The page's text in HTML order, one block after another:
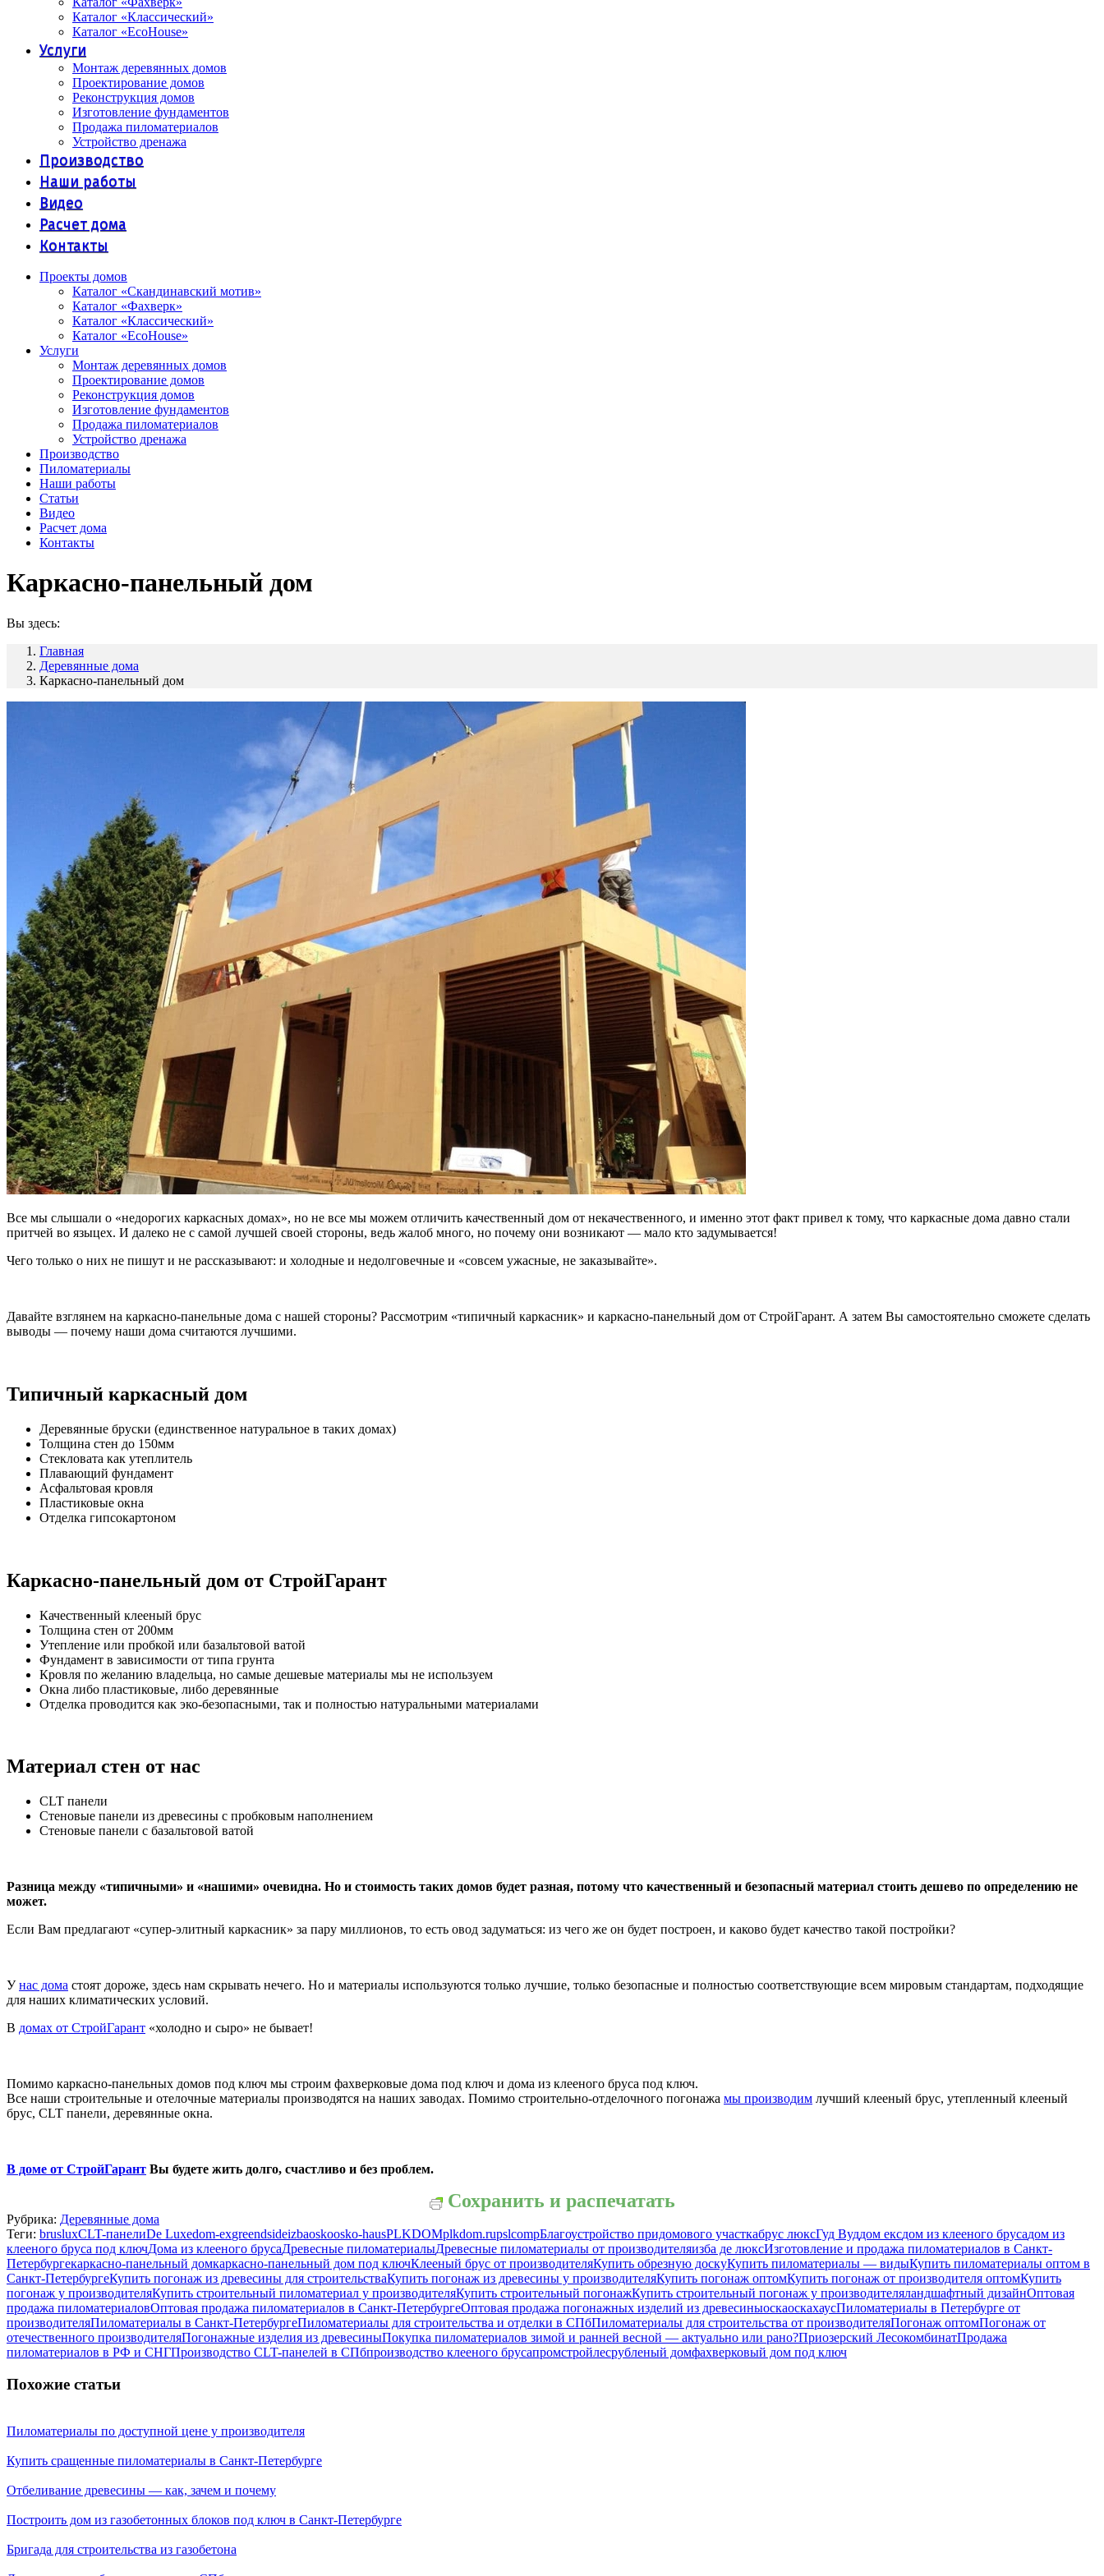
Каталог «Классический»
Каталог «EcoHouse»
Услуги
Монтаж деревянных домов
Проектирование домов
Реконструкция домов
Изготовление фундаментов
Продажа пиломатериалов
Устройство дренажа
Производство
Наши работы
Видео
Расчет дома
Контакты
Проекты домов
Каталог «Скандинавский мотив»
Каталог «Фахверк»
Каталог «Классический»
Каталог «EcoHouse»
Услуги
Монтаж деревянных домов
Проектирование домов
Реконструкция домов
Изготовление фундаментов
Продажа пиломатериалов
Устройство дренажа
Производство
Пиломатериалы
Наши работы
Статьи
Видео
Расчет дома
Контакты
Каркасно-панельный дом
Вы здесь:
Главная
Деревянные дома
Каркасно-панельный дом
Все мы слышали о «недорогих каркасных домах», но не все мы можем отличить качественный дом от некачественного, и именно этот факт привел к тому, что каркасные дома давно стали
притчей во языцех. И далеко не с самой лучшей своей стороны, ведь жалоб много, но почему они возникают — мало кто задумывается!
Чего только о них не пишут и не рассказывают: и холодные и недолговечные и «совсем ужасные, не заказывайте».
Давайте взглянем на каркасно-панельные дома с нашей стороны? Рассмотрим «типичный каркасник» и каркасно-панельный дом от СтройГарант. А затем Вы самостоятельно сможете сделать
выводы — почему наши дома считаются лучшими.
Типичный каркасный дом
Деревянные бруски (единственное натуральное в таких домах)
Толщина стен до 150мм
Стекловата как утеплитель
Плавающий фундамент
Асфальтовая кровля
Пластиковые окна
Отделка гипсокартоном
Каркасно-панельный дом от СтройГарант
Качественный клееный брус
Толщина стен от 200мм
Утепление или пробкой или базальтовой ватой
Фундамент в зависимости от типа грунта
Кровля по желанию владельца, но самые дешевые материалы мы не используем
Окна либо пластиковые, либо деревянные
Отделка проводится как эко-безопасными, так и полностью натуральными материалами
Материал стен от нас
CLT панели
Стеновые панели из древесины с пробковым наполнением
Стеновые панели с базальтовой ватой
Разница между «типичными» и «нашими» очевидна. Но и стоимость таких домов будет разная, потому что качественный и безопасный материал стоить дешево по определению не
может.
Если Вам предлагают «супер-элитный каркасник» за пару миллионов, то есть овод задуматься: из чего же он будет построен, и каково будет качество такой постройки?
Унас дома стоят дороже, здесь нам скрывать нечего. Но и материалы используются только лучшие, только безопасные и полностью соответствующие всем мировым стандартам, подходящие
для наших климатических условий.
В домах от СтройГарант «холодно и сыро» не бывает!
Помимо каркасно-панельных домов под ключ мы строим фахверковые дома под ключ и дома из клееного бруса под ключ.
Все наши строительные и отелочные материалы производятся на наших заводах. Помимо строительно-отделочного погонажа мы производим лучший клееный брус, утепленный клееный
брус, CLT панели, деревянные окна.
В доме от СтройГарант Вы будете жить долго, счастливо и без проблем.
Сохранить и распечатать
Рубрика: Деревянные дома
Теги: brusluxCLT-панелиDe Luxedom-exgreendsideizbaoskoosko-hausPLKDOMplkdom.rupslcompБлагоустройство придомового участкабрус люксГуд Вуддом ексдом из клееного брусадом из
клееного бруса под ключДома из клееного брусаДревесные пиломатериалыДревесные пиломатериалы от производителяизба де люксИзготовление и продажа пиломатериалов в Санкт-
Петербургекаркасно-панельный домкаркасно-панельный дом под ключКлееный брус от производителяКупить обрезную доскуКупить пиломатериалы — видыКупить пиломатериалы оптом в
Санкт-ПетербургеКупить погонаж из древесины для строительстваКупить погонаж из древесины у производителяКупить погонаж оптомКупить погонаж от производителя оптомКупить
погонаж у производителяКупить строительный пиломатериал у производителяКупить строительный погонажКупить строительный погонаж у производителяландшафтный дизайнОптовая
продажа пиломатериаловОптовая продажа пиломатериалов в Санкт-ПетербургеОптовая продажа погонажных изделий из древесиныоскаоскахаусПиломатериалы в Петербурге от
производителяПиломатериалы в Санкт-ПетербургеПиломатериалы для строительства и отделки в СПбПиломатериалы для строительства от производителяПогонаж оптомПогонаж от
отечественного производителяПогонажные изделия из древесиныПокупка пиломатериалов зимой и ранней весной — актуально или рано?Приозерский ЛесокомбинатПродажа
пиломатериалов в РФ и СНГПроизводство CLT-панелей в СПбпроизводство клееного брусапромстройлесрубленый домфахверковый дом под ключ
Похожие статьи
Пиломатериалы по доступной цене у производителя
Купить сращенные пиломатериалы в Санкт-Петербурге
Отбеливание древесины — как, зачем и почему
Построить дом из газобетонных блоков под ключ в Санкт-Петербурге
Бригада для строительства из газобетона